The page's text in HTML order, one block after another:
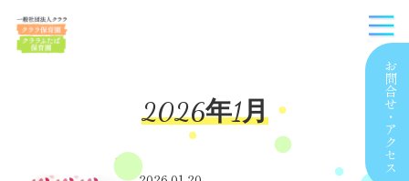
お問合せ
・
アクセス
2026年1月